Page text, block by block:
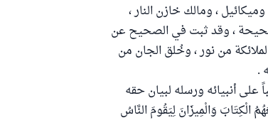
، ومالك خازن النار ،
، وقد ثبت في الصحيح عن
من نور ، وخُلق الجان من
.
على أنبيائه ورسله لبيان حقه
الْكِتَابَ وَالْمِيزَانَ لِيَقُومَ النَّاسُ